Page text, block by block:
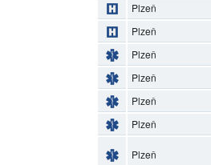
Plzeň
Plzeň
Plzeň
Plzeň
Plzeň
Plzeň
Plzeň